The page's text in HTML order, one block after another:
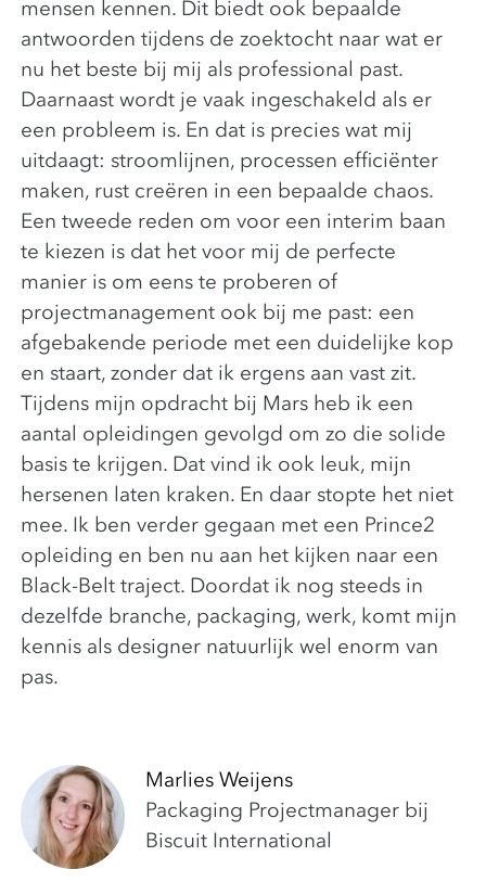
mensen kennen. Dit biedt ook bepaalde
antwoorden tijdens de zoektocht naar wat er
nu het beste bij mij als professional past.
Daarnaast wordt je vaak ingeschakeld als er
een probleem is. En dat is precies wat mij
uitdaagt: stroomlijnen, processen efficiënter
maken, rust creëren in een bepaalde chaos.
Een tweede reden om voor een interim baan
te kiezen is dat het voor mij de perfecte
manier is om eens te proberen of
projectmanagement ook bij me past: een
afgebakende periode met een duidelijke kop
en staart, zonder dat ik ergens aan vast zit.
Tijdens mijn opdracht bij Mars heb ik een
aantal opleidingen gevolgd om zo die solide
basis te krijgen. Dat vind ik ook leuk, mijn
hersenen laten kraken. En daar stopte het niet
mee. Ik ben verder gegaan met een Prince2
opleiding en ben nu aan het kijken naar een
Black-Belt traject. Doordat ik nog steeds in
dezelfde branche, packaging, werk, komt mijn
kennis als designer natuurlijk wel enorm van
pas.
Marlies Weijens
Packaging Projectmanager bij
Biscuit International